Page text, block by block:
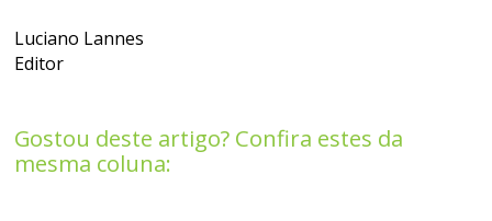
Luciano Lannes
Editor
Gostou deste artigo? Confira estes da
mesma coluna: